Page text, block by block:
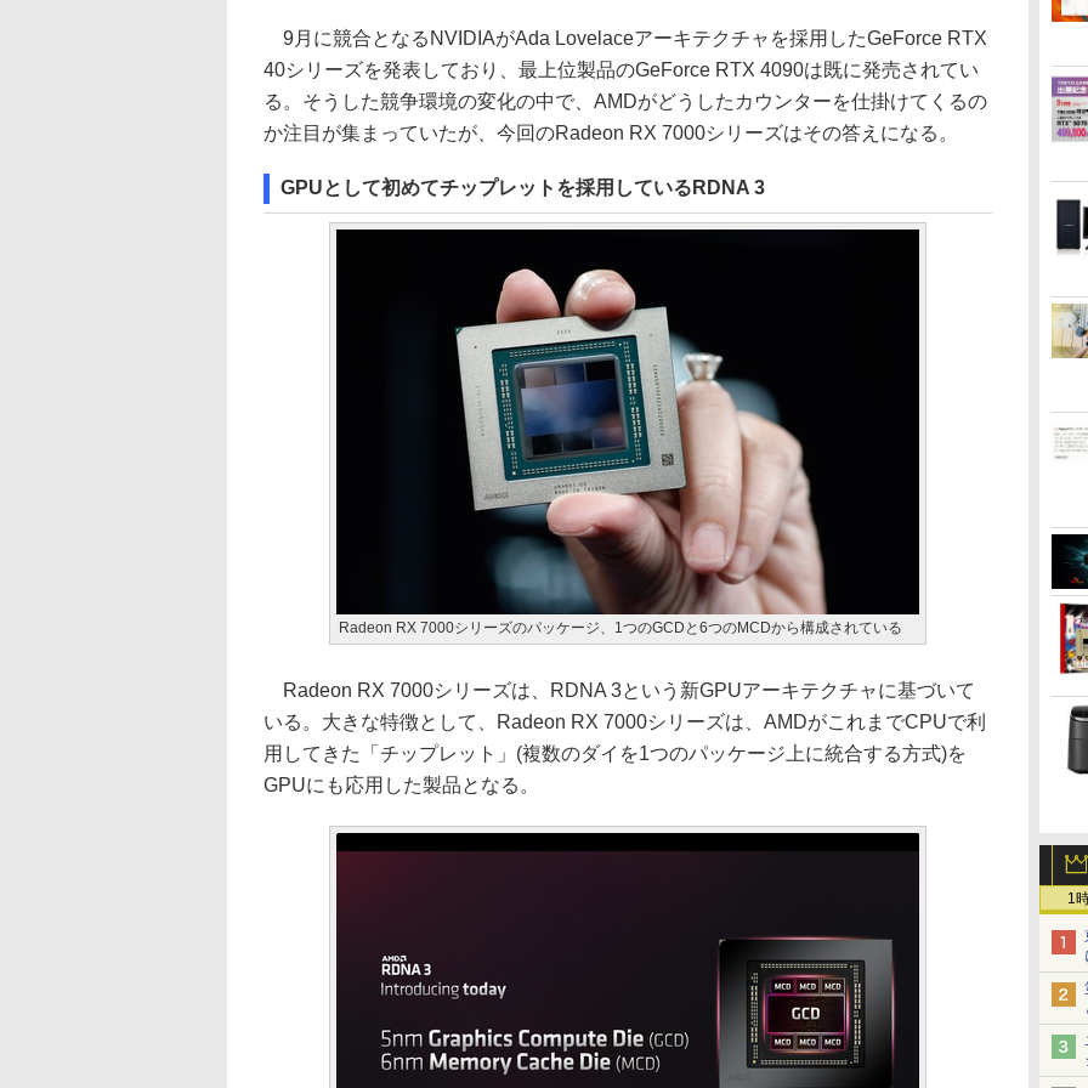
1
9月に競合となるNVIDIAがAda Lovelaceアーキテクチャを採用したGeForce RTX
40シリーズを発表しており、最上位製品のGeForce RTX 4090は既に発売されてい
る。そうした競争環境の変化の中で、AMDがどうしたカウンターを仕掛けてくるの
か注目が集まっていたが、今回のRadeon RX 7000シリーズはその答えになる。
GPUとして初めてチップレットを採用しているRDNA 3
Radeon RX 7000シリーズのパッケージ、1つのGCDと6つのMCDから構成されている
Radeon RX 7000シリーズは、RDNA 3という新GPUアーキテクチャに基づいて
いる。大きな特徴として、Radeon RX 7000シリーズは、AMDがこれまでCPUで利
用してきた「チップレット」(複数のダイを1つのパッケージ上に統合する方式)を
GPUにも応用した製品となる。